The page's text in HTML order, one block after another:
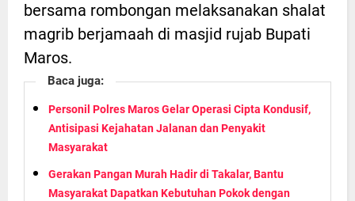
bersama rombongan melaksanakan shalat
magrib berjamaah di masjid rujab Bupati
Maros.
Baca juga:
Personil Polres Maros Gelar Operasi Cipta Kondusif,
Antisipasi Kejahatan Jalanan dan Penyakit
Masyarakat
Gerakan Pangan Murah Hadir di Takalar, Bantu
Masyarakat Dapatkan Kebutuhan Pokok dengan